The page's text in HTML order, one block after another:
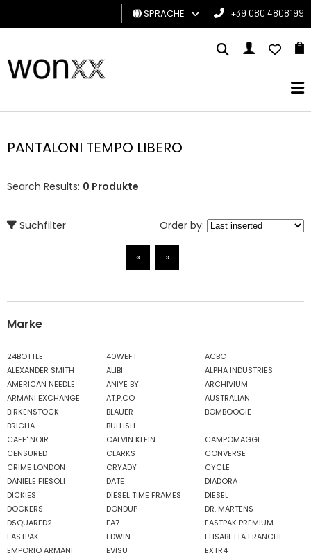
MANN
BRAND
SPRACHE +39 080 4808199
PANTALONI TEMPO LIBERO
Search Results: 0 Produkte
Suchfilter Order by:
« »
Marke
24BOTTLE 40WEFT
ACBC
ALEXANDER SMITH
ALIBI
ALPHA INDUSTRIES
AMERICAN NEEDLE
ANIYE BY
ARCHIVIUM
ARMANI EXCHANGE
AT.P.CO
AUSTRALIAN
BIRKENSTOCK
BLAUER
BOMBOOGIE
BRIGLIA
BULLISH
CAFE' NOIR
CALVIN KLEIN
CAMPOMAGGI
CENSURED
CLARKS
CONVERSE
CRIME LONDON
CRYADY
CYCLE
DANIELE FIESOLI
DATE
DIADORA
DICKIES
DIESEL TIME FRAMES
DIESEL
DOCKERS
DONDUP
DR. MARTENS
DSQUARED2
EA7
EASTPAK PREMIUM
EASTPAK
EDWIN
ELISABETTA FRANCHI
EMPORIO ARMANI
EVISU
EXTR4